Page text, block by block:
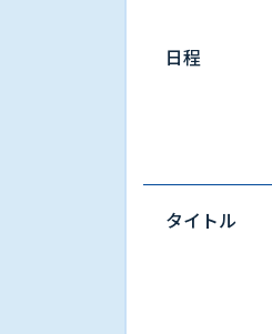
日程
タイトル